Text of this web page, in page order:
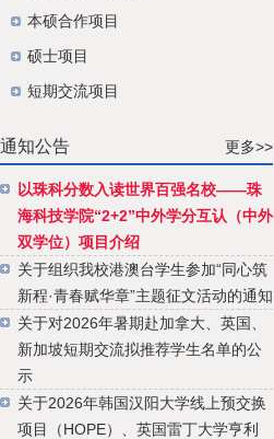
本硕合作项目
硕士项目
短期交流项目
通知公告 更多>>
以珠科分数入读世界百强名校——珠
海科技学院“2+2”中外学分互认（中外
双学位）项目介绍
关于组织我校港澳台学生参加“同心筑
新程·青春赋华章”主题征文活动的通知
关于对2026年暑期赴加拿大、英国、
新加坡短期交流拟推荐学生名单的公
示
关于2026年韩国汉阳大学线上预交换
项目（HOPE）、英国雷丁大学亨利